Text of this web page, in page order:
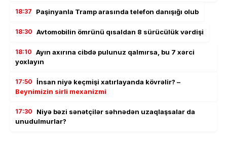
18:37 Paşinyanla Tramp arasında telefon danışığı olub
18:30 Avtomobilin ömrünü qısaldan 8 sürücülük vərdişi
18:10 Ayın axırına cibdə pulunuz qalmırsa, bu 7 xərci
yoxlayın
17:50 İnsan niyə keçmişi xatırlayanda kövrəlir? –
Beynimizin sirli mexanizmi
17:30
Niyə bəzi sənətçilər səhnədən uzaqlaşsalar da
unudulmurlar?